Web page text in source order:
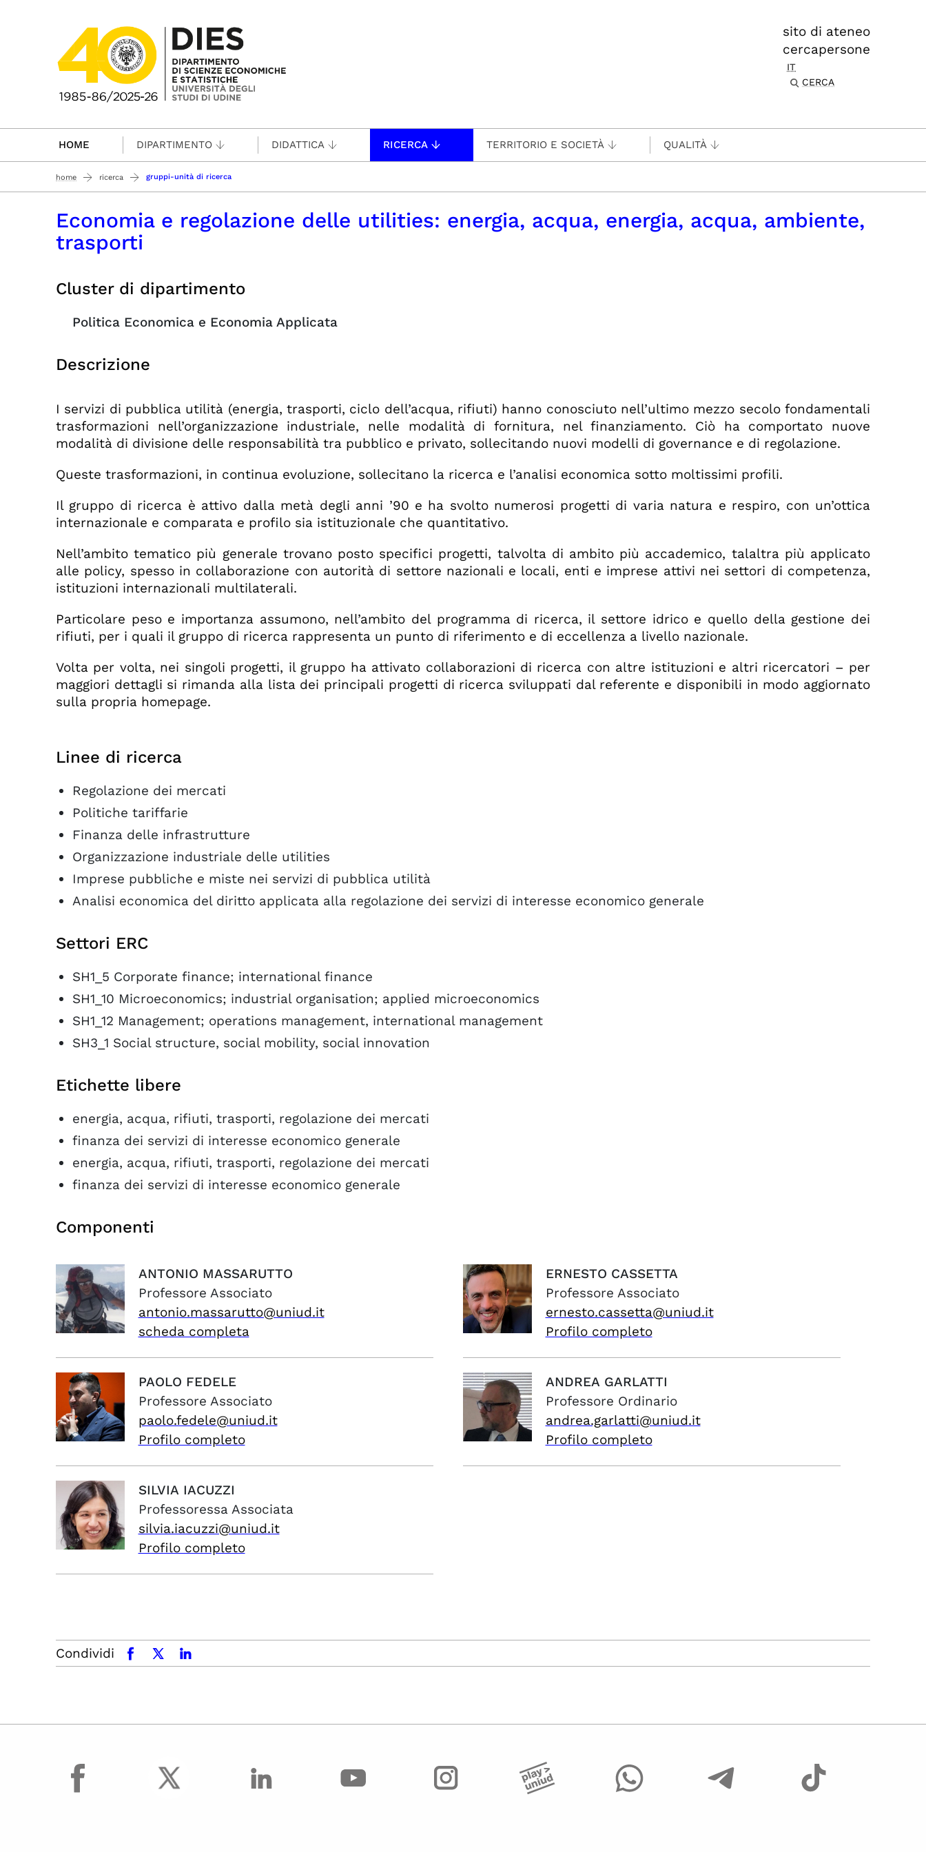
sito di ateneo
cercapersone
IT
CERCA
HOME DIPARTIMENTO DIDATTICA RICERCA TERRITORIO E SOCIETÀ QUALITÀ
home ricerca gruppi-unità di ricerca
Economia e regolazione delle utilities: energia, acqua, energia, acqua, ambiente,
trasporti
Cluster di dipartimento
Politica Economica e Economia Applicata
Descrizione
I servizi di pubblica utilità (energia, trasporti, ciclo dell’acqua, rifiuti) hanno conosciuto nell’ultimo mezzo secolo fondamentali
trasformazioni nell’organizzazione industriale, nelle modalità di fornitura, nel finanziamento. Ciò ha comportato nuove
modalità di divisione delle responsabilità tra pubblico e privato, sollecitando nuovi modelli di governance e di regolazione.
Queste trasformazioni, in continua evoluzione, sollecitano la ricerca e l’analisi economica sotto moltissimi profili.
Il gruppo di ricerca è attivo dalla metà degli anni ’90 e ha svolto numerosi progetti di varia natura e respiro, con un’ottica
internazionale e comparata e profilo sia istituzionale che quantitativo.
Nell’ambito tematico più generale trovano posto specifici progetti, talvolta di ambito più accademico, talaltra più applicato
alle policy, spesso in collaborazione con autorità di settore nazionali e locali, enti e imprese attivi nei settori di competenza,
istituzioni internazionali multilaterali.
Particolare peso e importanza assumono, nell’ambito del programma di ricerca, il settore idrico e quello della gestione dei
rifiuti, per i quali il gruppo di ricerca rappresenta un punto di riferimento e di eccellenza a livello nazionale.
Volta per volta, nei singoli progetti, il gruppo ha attivato collaborazioni di ricerca con altre istituzioni e altri ricercatori – per
maggiori dettagli si rimanda alla lista dei principali progetti di ricerca sviluppati dal referente e disponibili in modo aggiornato
sulla propria homepage.
Linee di ricerca
Regolazione dei mercati
Politiche tariffarie
Finanza delle infrastrutture
Organizzazione industriale delle utilities
Imprese pubbliche e miste nei servizi di pubblica utilità
Analisi economica del diritto applicata alla regolazione dei servizi di interesse economico generale
Settori ERC
SH1_5 Corporate finance; international finance
SH1_10 Microeconomics; industrial organisation; applied microeconomics
SH1_12 Management; operations management, international management
SH3_1 Social structure, social mobility, social innovation
Etichette libere
energia, acqua, rifiuti, trasporti, regolazione dei mercati
finanza dei servizi di interesse economico generale
energia, acqua, rifiuti, trasporti, regolazione dei mercati
finanza dei servizi di interesse economico generale
Componenti
ANTONIO MASSARUTTO
Professore Associato
antonio.massarutto@uniud.it
scheda completa
ERNESTO CASSETTA
Professore Associato
ernesto.cassetta@uniud.it
Profilo completo
PAOLO FEDELE
Professore Associato
paolo.fedele@uniud.it
Profilo completo
ANDREA GARLATTI
Professore Ordinario
andrea.garlatti@uniud.it
Profilo completo
SILVIA IACUZZI
Professoressa Associata
silvia.iacuzzi@uniud.it
Profilo completo
Condividi facebookx.comlinkedin
facebook